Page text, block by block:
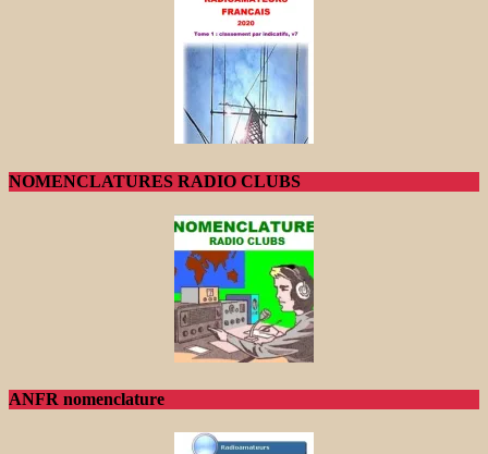
NOMENCLATURES RADIO CLUBS
ANFR nomenclature